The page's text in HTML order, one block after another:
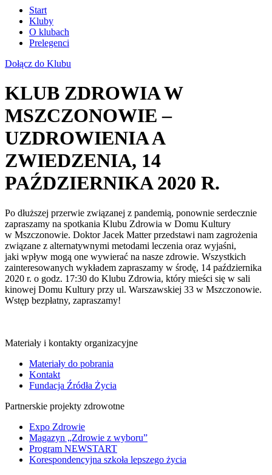
Start
Kluby
O klubach
Prelegenci
Dołącz do Klubu
KLUB ZDROWIA W
MSZCZONOWIE –
UZDROWIENIA A
ZWIEDZENIA, 14
PAŹDZIERNIKA 2020 R.
Po dłuższej przerwie związanej z pandemią, ponownie serdecznie
zapraszamy na spotkania Klubu Zdrowia w Domu Kultury
w Mszczonowie. Doktor Jacek Matter przedstawi nam zagrożenia
związane z alternatywnymi metodami leczenia oraz wyjaśni,
jaki wpływ mogą one wywierać na nasze zdrowie. Wszystkich
zainteresowanych wykładem zapraszamy w środę, 14 października
2020 r. o godz. 17:30 do Klubu Zdrowia, który mieści się w sali
kinowej Domu Kultury przy ul. Warszawskiej 33 w Mszczonowie.
Wstęp bezpłatny, zapraszamy!
Materiały i kontakty organizacyjne
Materiały do pobrania
Kontakt
Fundacja Źródła Życia
Partnerskie projekty zdrowotne
Expo Zdrowie
Magazyn „Zdrowie z wyboru”
Program NEWSTART
Korespondencyjna szkoła lepszego życia